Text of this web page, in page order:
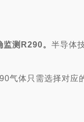
监测R290。 半导体
气体只需选择对应